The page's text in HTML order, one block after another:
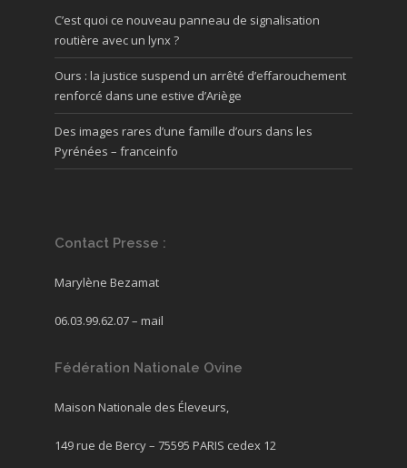
C’est quoi ce nouveau panneau de signalisation
routière avec un lynx ?
Ours : la justice suspend un arrêté d’effarouchement
renforcé dans une estive d’Ariège
Des images rares d’une famille d’ours dans les
Pyrénées – franceinfo
Contact Presse :
Marylène Bezamat
06.03.99.62.07 – mail
Fédération Nationale Ovine
Maison Nationale des Éleveurs,
149 rue de Bercy – 75595 PARIS cedex 12